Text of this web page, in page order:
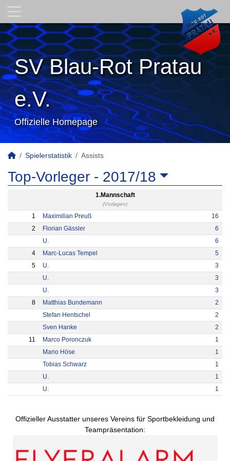
SV Blau-Rot Pratau
e.V.
Offizielle Homepage
Spielerstatistik Assists
Top-Vorleger - 2017/18
1.Mannschaft
(Vorlagen)
1 Maximilian Preuß
16
2
Florian Gässler
6
U.
6
4
Marc-Lucas Tempel
5
5
U.
3
U.
3
U.
3
8
Matthias Bundemann
2
Stefan Hentschel
2
Sven Hanke
2
11
Marco Poronczuk
1
Mario Höse
1
Tobias Schwarz
1
U.
1
U.
1
Offizieller Ausstatter unseres Vereins für Sportbekleidung und
Teampräsentation: